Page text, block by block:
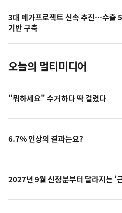
의
사
진
3대 메가프로젝트 신속 추진…수출
기반 구축
오늘의 멀티미디어
"뭐하세요" 수거하다 딱 걸렸다
6.7% 인상의 결과는요?
2027년 9월 신청분부터 달라지는 '